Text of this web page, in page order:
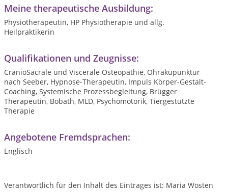
Meine therapeutische Ausbildung:
Physiotherapeutin, HP Physiotherapie und allg.
Heilpraktikerin
Qualifikationen und Zeugnisse:
CranioSacrale und Viscerale Osteopathie, Ohrakupunktur
nach Seeber, Hypnose-Therapeutin, Impuls Körper-Gestalt-
Coaching, Systemische Prozessbegleitung, Brügger
Therapeutin, Bobath, MLD, Psychomotorik, Tiergestützte
Therapie
Angebotene Fremdsprachen:
Englisch
Verantwortlich für den Inhalt des Eintrages ist: Maria Wösten